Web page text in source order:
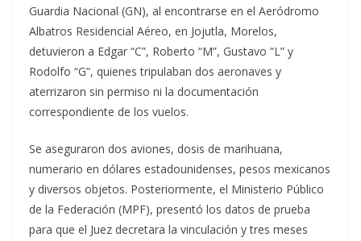
Guardia Nacional (GN), al encontrarse en el Aeródromo
Albatros Residencial Aéreo, en Jojutla, Morelos,
detuvieron a Edgar “C”, Roberto “M”, Gustavo “L” y
Rodolfo “G”, quienes tripulaban dos aeronaves y
aterrizaron sin permiso ni la documentación
correspondiente de los vuelos.
Se aseguraron dos aviones, dosis de marihuana,
numerario en dólares estadounidenses, pesos mexicanos
y diversos objetos. Posteriormente, el Ministerio Público
de la Federación (MPF), presentó los datos de prueba
para que el Juez decretara la vinculación y tres meses